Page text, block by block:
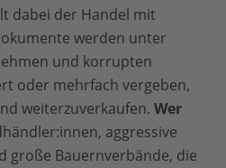
dabei der Handel mit
werden unter
und korrupten
oder mehrfach vergeben,
weiterzuverkaufen. Wer
aggressive
große Bauernverbände, die